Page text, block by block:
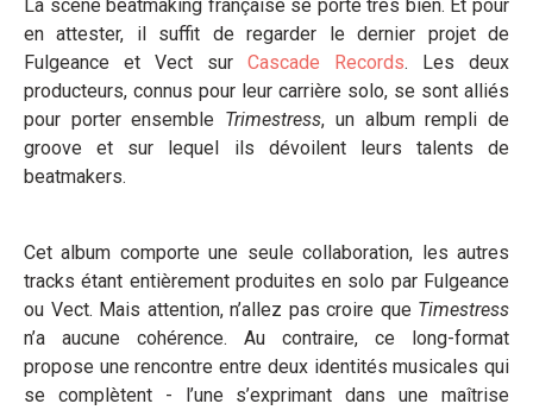
La scène beatmaking française se porte très bien. Et pour
en attester, il suffit de regarder le dernier projet de
Fulgeance et Vect sur Cascade Records. Les deux
producteurs, connus pour leur carrière solo, se sont alliés
pour porter ensemble Trimestress, un album rempli de
groove et sur lequel ils dévoilent leurs talents de
beatmakers.
Cet album comporte une seule collaboration, les autres
tracks étant entièrement produites en solo par Fulgeance
ou Vect. Mais attention, n’allez pas croire que Timestress
n’a aucune cohérence. Au contraire, ce long-format
propose une rencontre entre deux identités musicales qui
se complètent - l’une s’exprimant dans une maîtrise